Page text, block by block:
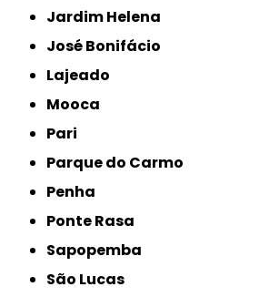
Jardim Helena
José Bonifácio
Lajeado
Mooca
Pari
Parque do Carmo
Penha
Ponte Rasa
Sapopemba
São Lucas